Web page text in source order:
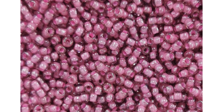
BISUTERÍA Y
JOYERÍA